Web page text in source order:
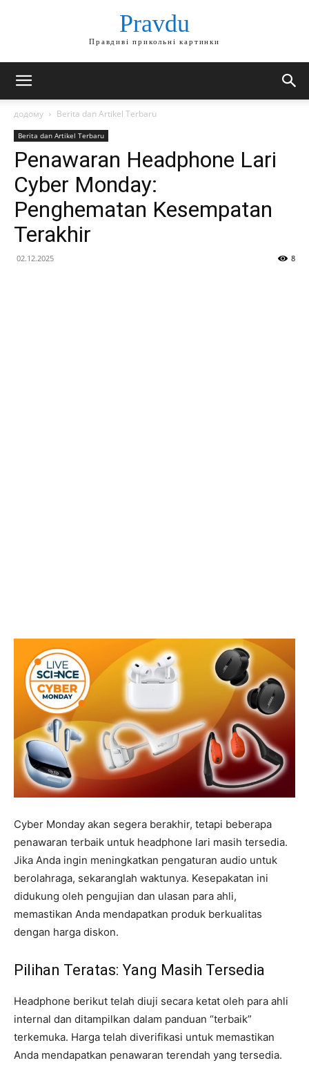
Pravdu
Правдиві прикольні картинки
додому Berita dan Artikel Terbaru
Berita dan Artikel Terbaru
Penawaran Headphone Lari
Cyber Monday:
Penghematan Kesempatan
Terakhir
02.12.2025 8
Cyber Monday akan segera berakhir, tetapi beberapa
penawaran terbaik untuk headphone lari masih tersedia.
Jika Anda ingin meningkatkan pengaturan audio untuk
berolahraga, sekaranglah waktunya. Kesepakatan ini
didukung oleh pengujian dan ulasan para ahli,
memastikan Anda mendapatkan produk berkualitas
dengan harga diskon.
Pilihan Teratas: Yang Masih Tersedia
Headphone berikut telah diuji secara ketat oleh para ahli
internal dan ditampilkan dalam panduan “terbaik”
terkemuka. Harga telah diverifikasi untuk memastikan
Anda mendapatkan penawaran terendah yang tersedia.